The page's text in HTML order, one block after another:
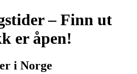
– Finn ut
er åpen!
i Norge